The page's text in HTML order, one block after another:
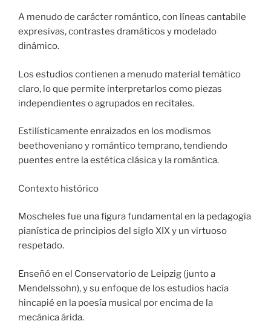
A menudo de carácter romántico, con líneas cantabile
expresivas, contrastes dramáticos y modelado
dinámico.
Los estudios contienen a menudo material temático
claro, lo que permite interpretarlos como piezas
independientes o agrupados en recitales.
Estilísticamente enraizados en los modismos
beethoveniano y romántico temprano, tendiendo
puentes entre la estética clásica y la romántica.
Contexto histórico
Moscheles fue una figura fundamental en la pedagogía
pianística de principios del siglo XIX y un virtuoso
respetado.
Enseñó en el Conservatorio de Leipzig (junto a
Mendelssohn), y su enfoque de los estudios hacía
hincapié en la poesía musical por encima de la
mecánica árida.